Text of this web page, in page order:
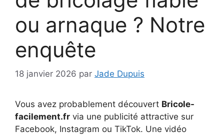
ou arnaque ? Notre
enquête
18 janvier 2026 par Jade Dupuis
Vous avez probablement découvert Bricole-
facilement.fr via une publicité attractive sur
Facebook, Instagram ou TikTok. Une vidéo